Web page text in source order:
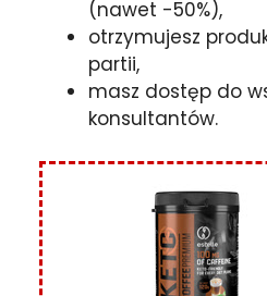
(nawet -50%),
otrzymujesz
partii,
masz dostęp do
konsultantów.